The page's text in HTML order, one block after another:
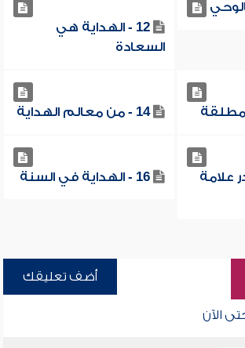
12 - الهداية هي
السعادة
14 - من معالم الهداية
علامة
16 - الهداية في السنة
أضف تعليقك
الآن